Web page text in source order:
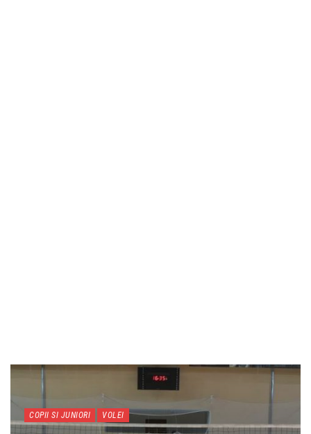
COPII SI JUNIORI VOLEI